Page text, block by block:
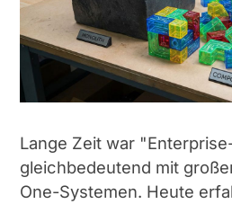
Lange Zeit war
gleichbedeutend mit
One-Systemen. Heute